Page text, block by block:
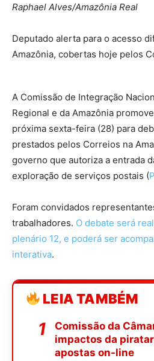
Raphael Alves/Amazônia Real
Deputado alerta para o acesso
Amazônia, cobertas hoje pelos
A Comissão de Integração
Regional e da Amazônia
próxima sexta-feira (28) para
prestados pelos Correios na
governo que autoriza a entrada
exploração de serviços postais (
Foram convidados
trabalhadores. O debate será
plenário 12, e poderá ser
interativa.
LEIA TAMBÉM
Comissão da
impactos da
apostas on-line